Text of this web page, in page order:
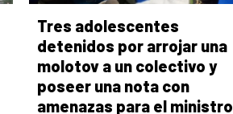
Tres adolescentes
detenidos por arrojar una
molotov a un colectivo y
poseer una nota con
amenazas para el ministro